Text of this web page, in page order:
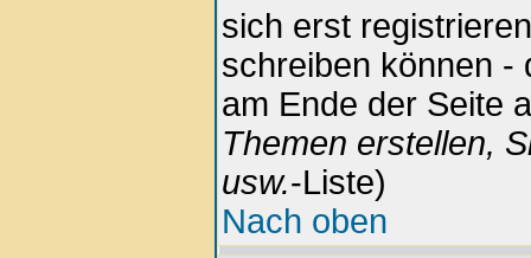
sich erst
schreiben können -
am Ende der Seite
Themen erstellen,
usw.-Liste)
Nach oben